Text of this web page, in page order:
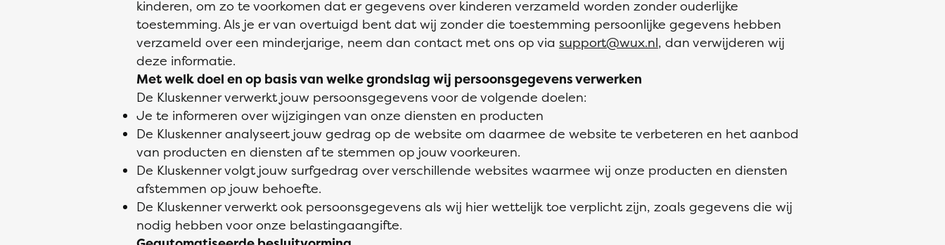
kinderen, om zo te voorkomen dat er gegevens over kinderen verzameld worden zonder ouderlijke
toestemming. Als je er van overtuigd bent dat wij zonder die toestemming persoonlijke gegevens hebben
verzameld over een minderjarige, neem dan contact met ons op via support@wux.nl, dan verwijderen wij
deze informatie.
Met welk doel en op basis van welke grondslag wij persoonsgegevens verwerken
De Kluskenner verwerkt jouw persoonsgegevens voor de volgende doelen:
Je te informeren over wijzigingen van onze diensten en producten
De Kluskenner analyseert jouw gedrag op de website om daarmee de website te verbeteren en het aanbod
van producten en diensten af te stemmen op jouw voorkeuren.
De Kluskenner volgt jouw surfgedrag over verschillende websites waarmee wij onze producten en diensten
afstemmen op jouw behoefte.
De Kluskenner verwerkt ook persoonsgegevens als wij hier wettelijk toe verplicht zijn, zoals gegevens die wij
nodig hebben voor onze belastingaangifte.